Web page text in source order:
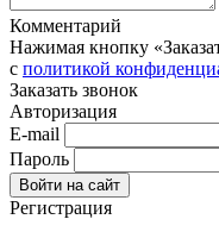
Комментарий
Нажимая кнопку
с политикой
Заказать звонок
Авторизация
E-mail
Пароль
Регистрация